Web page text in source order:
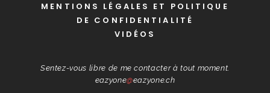
MENTIONS LÉGALES ET POLITIQUE
DE CONFIDENTIALITÉ
VIDÉOS
Sentez-vous libre de me contacter à tout moment.
eazyone@eazyone.ch